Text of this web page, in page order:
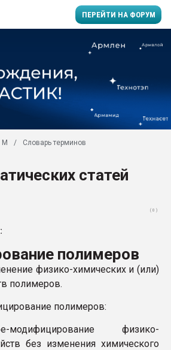
ПЕРЕЙТИ НА ФОРУМ
Вакуум-формовочные
28.07.2026
пластмасс
28.07.2026
ситуацией на
Продам отходы
поликарбоната и АБС-
М Словарь терминов
статей
( 0 )
полимеров
физико-химических и (или)
полимеров.
полимеров:
модифицирование физико-
без изменения химического